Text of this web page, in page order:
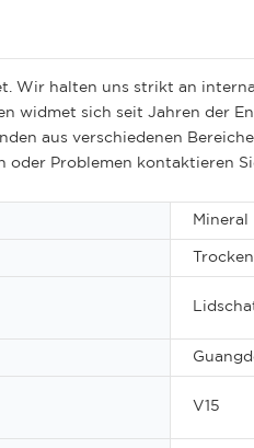
Wir halten uns strikt an
widmet sich seit Jahren der
aus verschiedenen
oder Problemen kontaktieren
Mineral
Trocken
V15